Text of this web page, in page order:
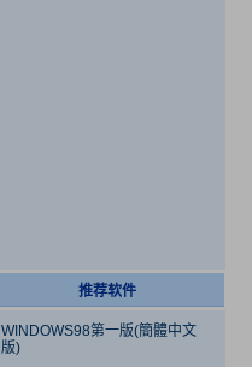
推荐软件
WINDOWS98第一版(簡體中文
版)